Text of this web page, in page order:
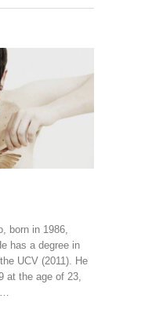
born in 1986,
has a degree in
UCV (2011). He
at the age of 23,